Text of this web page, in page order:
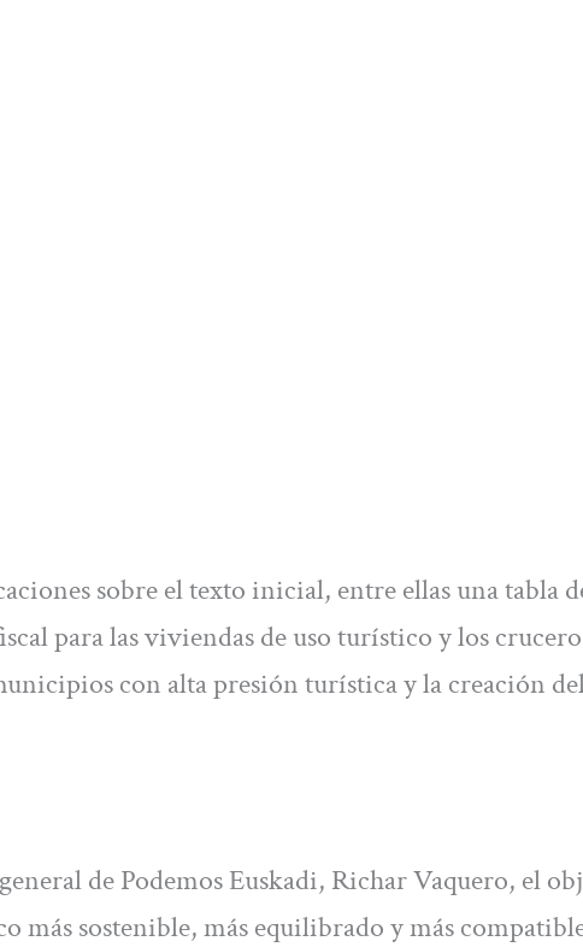
sobre el texto inicial, entre ellas una tabla
para las viviendas de uso turístico y los
con alta presión turística y la creación
de Podemos Euskadi, Richar Vaquero, el
más sostenible, más equilibrado y más